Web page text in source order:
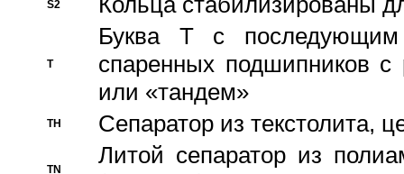
S2
T
Буква T с
спаренных подшипников
или «тандем»
TH Сепаратор из текстолита,
TN
Литой сепаратор из